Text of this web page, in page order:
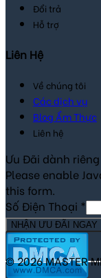
Đổi trả
Hỗ trợ
Liên Hệ
Về chúng tôi
Các dịch vụ
Blog Ẩm Thực
Liên hệ
Ưu Đãi dành
Please enable
this form.
Số Điện Thoại *
NHẬN ƯU ĐÃI NGAY
© 2026 MASTER